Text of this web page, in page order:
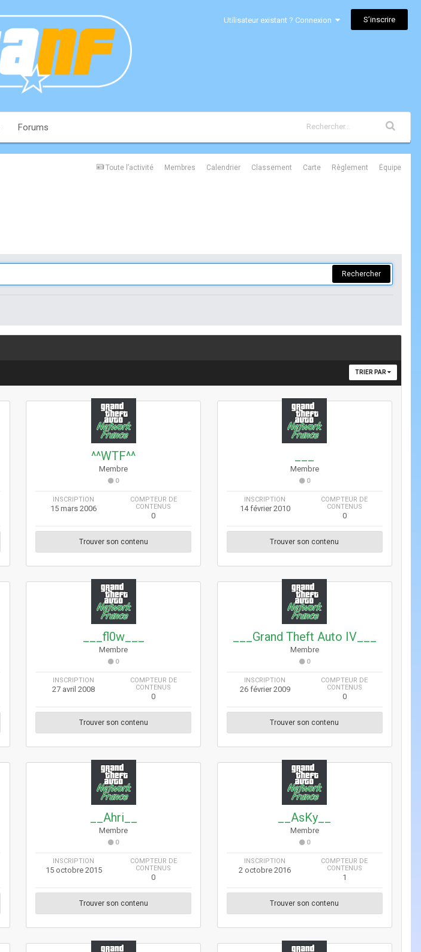
Utilisateur existant ? Connexion S’inscrire
Forums
Toute l’activité Membres Calendrier Classement Carte Règlement Équipe
Rechercher
TRIER PAR
^^WTF^^
Membre
0
INSCRIPTION
15 mars 2006
COMPTEUR DE
CONTENUS
0
Trouver son contenu
Membre
0
INSCRIPTION
14 février 2010
COMPTEUR DE
CONTENUS
0
Trouver son contenu
___fl0w___
Membre
0
INSCRIPTION
27 avril 2008
COMPTEUR DE
CONTENUS
0
Trouver son contenu
___Grand Theft Auto IV___
Membre
0
INSCRIPTION
26 février 2009
COMPTEUR DE
CONTENUS
0
Trouver son contenu
__Ahri__
Membre
0
INSCRIPTION
15 octobre 2015
COMPTEUR DE
CONTENUS
0
Trouver son contenu
__AsKy__
Membre
0
INSCRIPTION
2 octobre 2016
COMPTEUR DE
CONTENUS
1
Trouver son contenu